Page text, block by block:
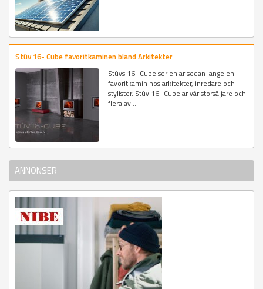
Stûv 16- Cube favoritkaminen bland Arkitekter
Stûvs 16- Cube serien är sedan länge en
favoritkamin hos arkitekter, inredare och
stylister. Stûv 16- Cube är vår storsäljare och
flera av...
ANNONSER